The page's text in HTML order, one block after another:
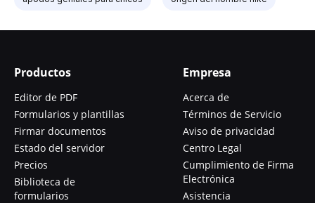
Productos
Editor de PDF
Formularios y plantillas
Firmar documentos
Estado del servidor
Precios
Biblioteca de
formularios
Empresa
Acerca de
Términos de Servicio
Aviso de privacidad
Centro Legal
Cumplimiento de Firma
Electrónica
Asistencia